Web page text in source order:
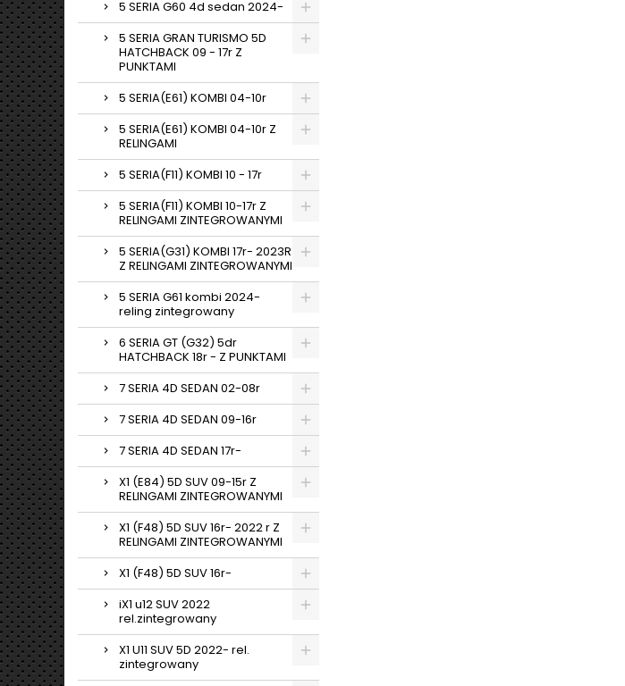
5 SERIA G60 4d sedan 2024-
5 SERIA GRAN TURISMO 5D
HATCHBACK 09 - 17r Z
PUNKTAMI
5 SERIA(E61) KOMBI 04-10r
5 SERIA(E61) KOMBI 04-10r Z
RELINGAMI
5 SERIA(F11) KOMBI 10 - 17r
5 SERIA(F11) KOMBI 10-17r Z
RELINGAMI ZINTEGROWANYMI
5 SERIA(G31) KOMBI 17r- 2023R
Z RELINGAMI ZINTEGROWANYMI
5 SERIA G61 kombi 2024-
reling zintegrowany
6 SERIA GT (G32) 5dr
HATCHBACK 18r - Z PUNKTAMI
7 SERIA 4D SEDAN 02-08r
7 SERIA 4D SEDAN 09-16r
7 SERIA 4D SEDAN 17r-
X1 (E84) 5D SUV 09-15r Z
RELINGAMI ZINTEGROWANYMI
X1 (F48) 5D SUV 16r- 2022 r Z
RELINGAMI ZINTEGROWANYMI
X1 (F48) 5D SUV 16r-
iX1 u12 SUV 2022
rel.zintegrowany
X1 U11 SUV 5D 2022- rel.
zintegrowany